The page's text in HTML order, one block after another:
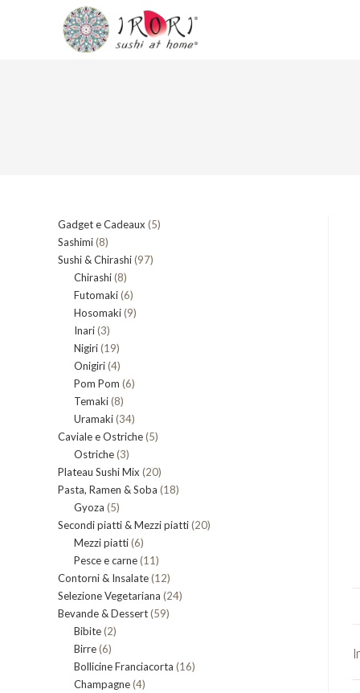
Gadget e Cadeaux 55
Sashimi 88
prodotti
Sushi & Chirashi 9797
Chirashi 88
prodotti
Futomaki 66
prodotti
Hosomaki 99
Inari 33
prodotti
Nigiri 1919
prodotti
Onigiri 44
prodotti
Pom Pom 66
Temaki 88
prodotti
Uramaki 3434
prodotti
Caviale e Ostriche 55
Ostriche 33
prodotti
Plateau Sushi Mix 2020
prodotti
Pasta, Ramen & Soba 1818
Gyoza 55
prodotti
Secondi piatti & Mezzi piatti 2020
Mezzi piatti 66
prodotti
Pesce e carne 1111
prodotti
Contorni & Insalate 1212
prodotti
Selezione Vegetariana 2424
Bevande & Dessert 5959
Bibite 22
Birre 66
prodotti
Bollicine Franciacorta 1616
Champagne 44